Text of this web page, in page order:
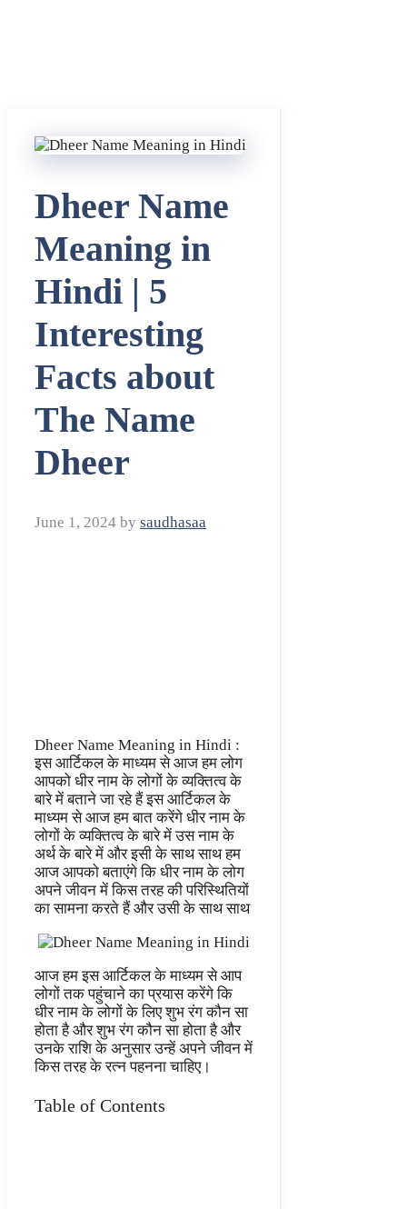
Dheer Name
Meaning in
Hindi | 5
Interesting
Facts about
The Name
Dheer
June 1, 2024 by saudhasaa
Dheer Name Meaning in Hindi :
इस आर्टिकल के माध्यम से आज हम लोग
आपको धीर नाम के लोगों के व्यक्तित्व के
बारे में बताने जा रहे हैं इस आर्टिकल के
माध्यम से आज हम बात करेंगे धीर नाम के
लोगों के व्यक्तित्व के बारे में उस नाम के
अर्थ के बारे में और इसी के साथ साथ हम
आज आपको बताएंगे कि धीर नाम के लोग
अपने जीवन में किस तरह की परिस्थितियों
का सामना करते हैं और उसी के साथ साथ
आज हम इस आर्टिकल के माध्यम से आप
लोगों तक पहुंचाने का प्रयास करेंगे कि
धीर नाम के लोगों के लिए शुभ रंग कौन सा
होता है और शुभ रंग कौन सा होता है और
उनके राशि के अनुसार उन्हें अपने जीवन में
किस तरह के रत्न पहनना चाहिए।
Table of Contents